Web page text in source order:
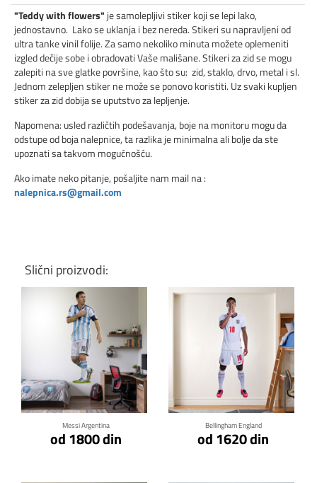
"Teddy with flowers" je samolepljivi stiker koji se lepi lako,
jednostavno. Lako se uklanja i bez nereda. Stikeri su napravljeni od
ultra tanke vinil folije. Za samo nekoliko minuta možete oplemeniti
izgled dečije sobe i obradovati Vaše mališane. Stikeri za zid se mogu
zalepiti na sve glatke površine, kao što su: zid, staklo, drvo, metal i sl.
Jednom zelepljen stiker ne može se ponovo koristiti. Uz svaki kupljen
stiker za zid dobija se uputstvo za lepljenje.
Napomena: usled različtih podešavanja, boje na monitoru mogu da
odstupe od boja nalepnice, ta razlika je minimalna ali bolje da ste
upoznati sa takvom mogućnošću.
Ako imate neko pitanje, pošaljite nam mail na :
nalepnica.rs@gmail.com
Slični proizvodi:
Messi Argentina
od 1800 din
Klikni za detalje
Bellingham England
od 1620 din
Klikni za detalje